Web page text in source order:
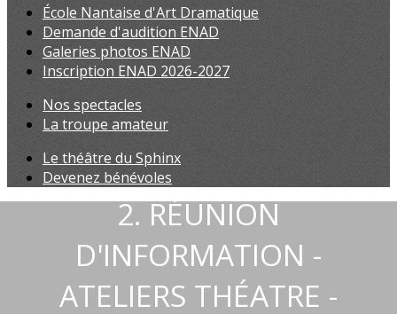
École Nantaise d'Art Dramatique
Demande d'audition ENAD
Galeries photos ENAD
Inscription ENAD 2026-2027
Nos spectacles
La troupe amateur
Le théâtre du Sphinx
Devenez bénévoles
2. RÉUNION
D'INFORMATION -
ATELIERS THÉATRE -